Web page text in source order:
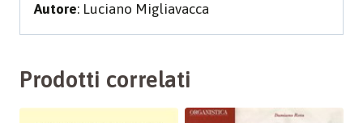
Autore: Luciano Migliavacca
Prodotti correlati